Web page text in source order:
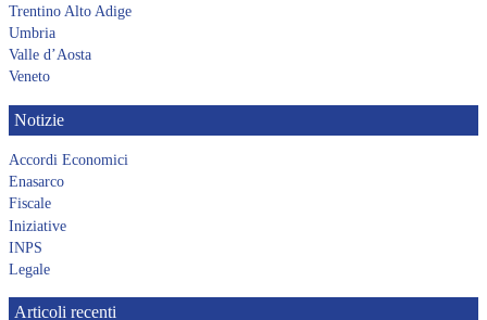
Trentino Alto Adige
Umbria
Valle d’Aosta
Veneto
Notizie
Accordi Economici
Enasarco
Fiscale
Iniziative
INPS
Legale
Articoli recenti